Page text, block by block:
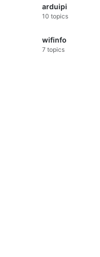
arduipi
10 topics
wifinfo
7 topics